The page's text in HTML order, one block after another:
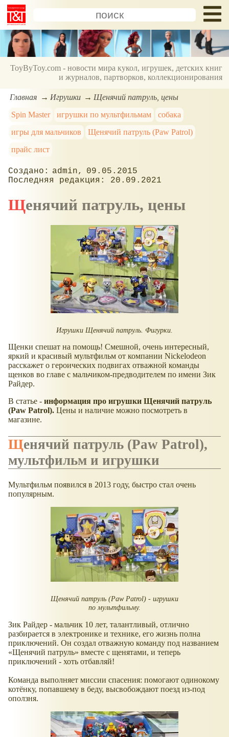
ToyByToy.com - новости мира кукол, игрушек, детских книг
и журналов, партворков, коллекционирования
Главная Игрушки
Щенячий патруль, цены
Spin Master
игрушки по мультфильмам
собака
игры для мальчиков
Щенячий патруль (Paw Patrol)
прайс лист
admin
09.05.2015
20.09.2021
Щенячий патруль, цены
Игрушки Щенячий патруль. Фигурки.
Щенки спешат на помощь! Смешной, очень интересный,
яркий и красивый мультфильм от компании Nickelodeon
расскажет о героических подвигах отважной команды
щенков во главе с мальчиком-предводителем по имени Зик
Райдер.
В статье - информация про игрушки Щенячий патруль
(Paw Patrol). Цены и наличие можно посмотреть в
магазине.
Щенячий патруль (Paw Patrol),
мультфильм и игрушки
Мультфильм появился в 2013 году, быстро стал очень
популярным.
Щенячий патруль (Paw Patrol) - игрушки
по мультфильму.
Зик Райдер - мальчик 10 лет, талантливый, отлично
разбирается в электронике и технике, его жизнь полна
приключений. Он создал отважную команду под названием
«Щенячий патруль» вместе с щенятами, и теперь
приключений - хоть отбавляй!
Команда выполняет миссии спасения: помогают одинокому
котёнку, попавшему в беду, высвобождают поезд из-под
оползня.